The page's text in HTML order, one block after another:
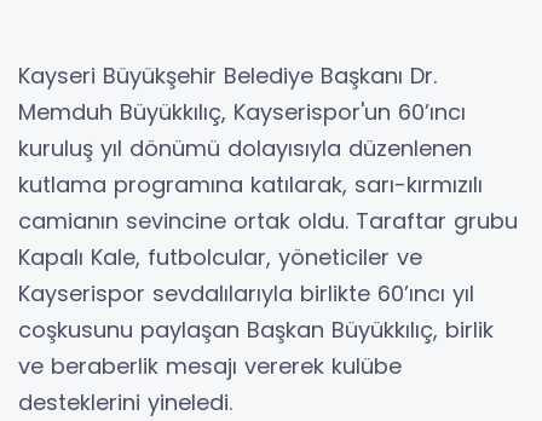
Kayseri Büyükşehir Belediye Başkanı Dr.
Memduh Büyükkılıç, Kayserispor'un 60’ıncı
kuruluş yıl dönümü dolayısıyla düzenlenen
kutlama programına katılarak, sarı-kırmızılı
camianın sevincine ortak oldu. Taraftar grubu
Kapalı Kale, futbolcular, yöneticiler ve
Kayserispor sevdalılarıyla birlikte 60’ıncı yıl
coşkusunu paylaşan Başkan Büyükkılıç, birlik
ve beraberlik mesajı vererek kulübe
desteklerini yineledi.